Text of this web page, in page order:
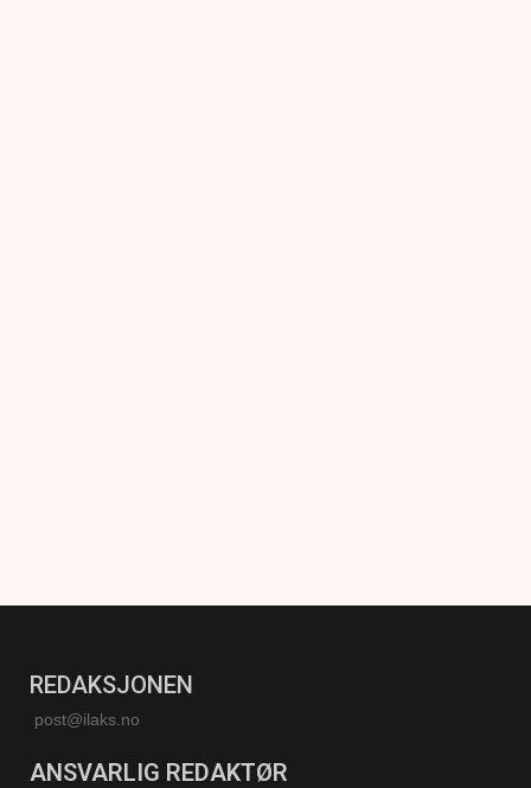
REDAKSJONEN
post@ilaks.no
ANSVARLIG REDAKTØR